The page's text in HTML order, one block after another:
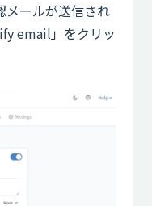
メールが送信され
email」をクリッ